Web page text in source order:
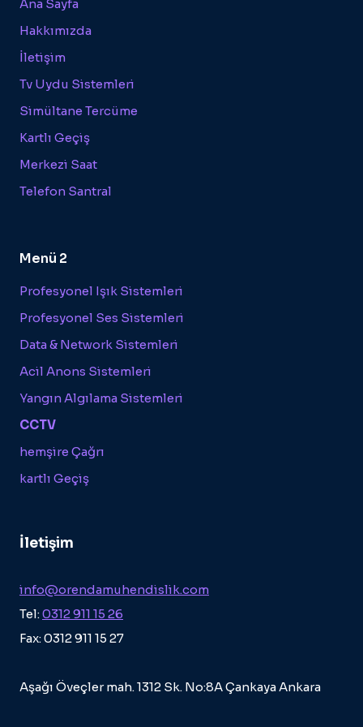
Ana Sayfa
Hakkımızda
İletişim
Tv Uydu Sistemleri
Simültane Tercüme
Kartlı Geçiş
Merkezi Saat
Telefon Santral
Menü 2
Profesyonel Işık Sistemleri
Profesyonel Ses Sistemleri
Data & Network Sistemleri
Acil Anons Sistemleri
Yangın Algılama Sistemleri
CCTV
hemşire Çağrı
kartlı Geçiş
İletişim
info@orendamuhendislik.com
Tel:0312 911 15 26
Fax: 0312 911 15 27
Aşağı Öveçler mah. 1312 Sk. No:8A Çankaya Ankara